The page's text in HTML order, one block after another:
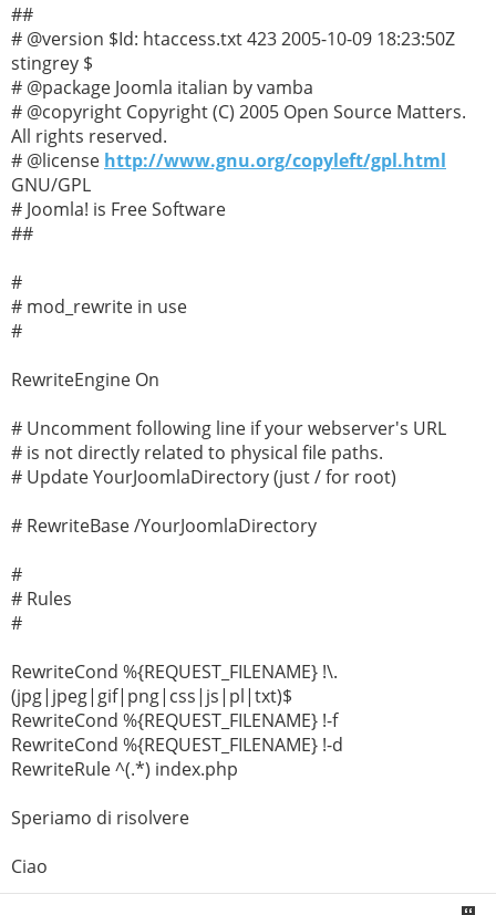
##
# @version $Id: htaccess.txt 423 2005-10-09 18:23:50Z
stingrey $
# @package Joomla italian by vamba
# @copyright Copyright (C) 2005 Open Source Matters.
All rights reserved.
# @license http://www.gnu.org/copyleft/gpl.html
GNU/GPL
# Joomla! is Free Software
##
#
# mod_rewrite in use
#
RewriteEngine On
# Uncomment following line if your webserver's URL
# is not directly related to physical file paths.
# Update YourJoomlaDirectory (just / for root)
# RewriteBase /YourJoomlaDirectory
#
# Rules
#
RewriteCond %{REQUEST_FILENAME} !\.
(jpg|jpeg|gif|png|css|js|pl|txt)$
RewriteCond %{REQUEST_FILENAME} !-f
RewriteCond %{REQUEST_FILENAME} !-d
RewriteRule ^(.*) index.php
Speriamo di risolvere
Ciao